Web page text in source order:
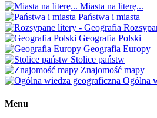
Miasta na literę...
Państwa i miasta
Geografia Polski
Geografia Europy
Stolice państw
Znajomość mapy
Ogólna
Menu